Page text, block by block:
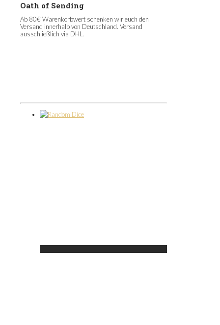
Oath of Sending
Ab 80€ Warenkorbwert schenken wir euch den
Versand innerhalb von Deutschland. Versand
ausschließlich via DHL.